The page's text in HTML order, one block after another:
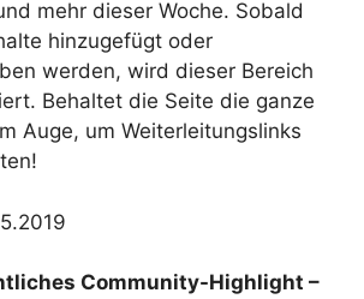
mehr dieser Woche. Sobald
hinzugefügt oder
werden, wird dieser Bereich
Behaltet die Seite die ganze
Auge, um Weiterleitungslinks
Community-Highlight –